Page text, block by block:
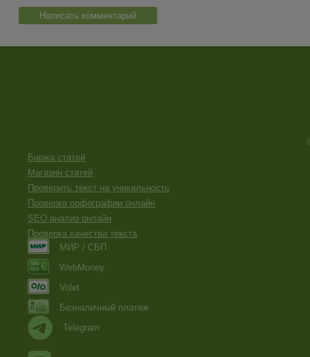
Написать комментарий
Биржа статей
Магазин статей
Проверить текст на уникальность
Проверка орфографии онлайн
SEO анализ онлайн
Проверка качества текста
МИР / СБП
WebMoney
Volet
Безналичный платеж
Telegram